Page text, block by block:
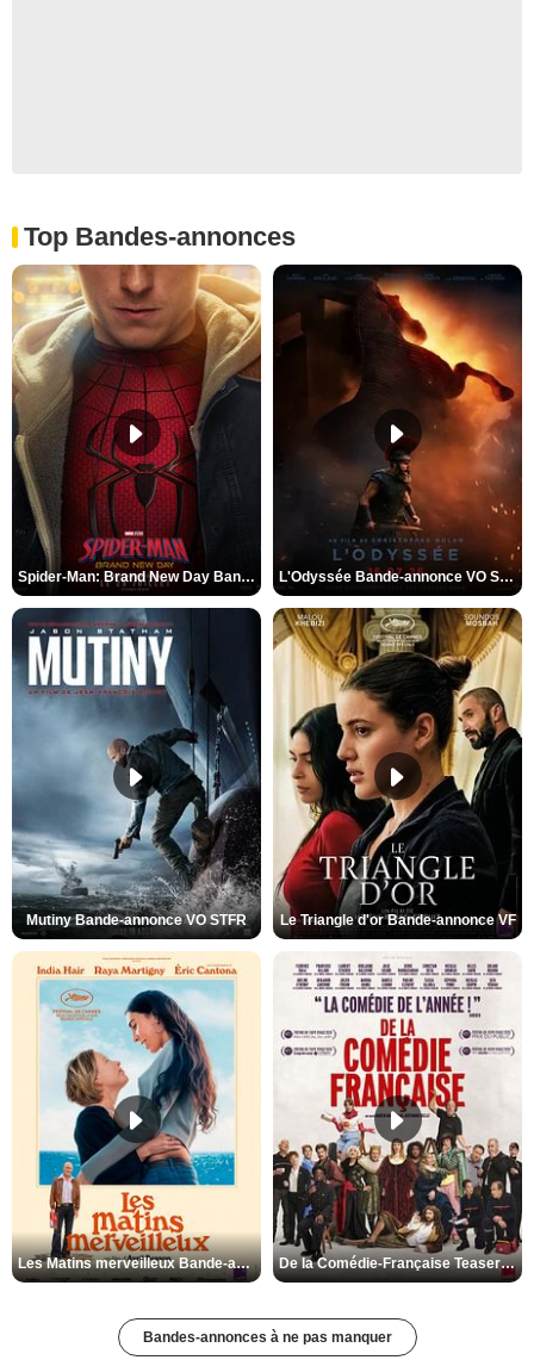
Top Bandes-annonces
Spider-Man: Brand New Day Bande-annonce VO STFR L'Odyssée Bande-annonce VO STFR
Mutiny Bande-annonce VO STFR Le Triangle d'or Bande-annonce VF
Les Matins merveilleux Bande-annonce VF De la Comédie-Française Teaser VF
Bandes-annonces à ne pas manquer